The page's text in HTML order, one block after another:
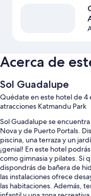
Acerca de
Sol Guadalupe
Quédate en este hotel de 4
atracciones Katmandu Park
Sol Guadalupe se
Nova y de Puerto Portals.
piscina, una terraza y un
¡genial! En este hotel
como gimnasia y pilates. Si
dispondrás de bañera de
las instalaciones ofrece
las habitaciones. Además,